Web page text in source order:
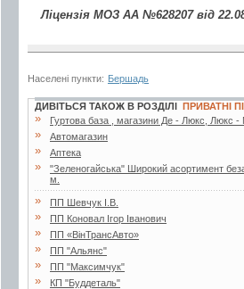
Ліцензія МОЗ АА №628207 від
Населені пункти: Бершадь
ДИВІТЬСЯ ТАКОЖ В РОЗДІЛІ ПРИВАТНІ
» Гуртова база , магазини Де - Люкс, Люкс -
» Автомагазин
» Аптека
»
"Зеленогайська" Широкий асортимент
м.
» ПП Шевчук І.В.
» ПП Коновал Ігор Іванович
» ПП «ВінТрансАвто»
» ПП "Альянс"
» ПП "Максимчук"
» КП "Буддеталь"